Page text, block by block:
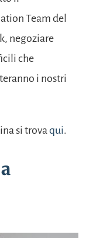
Team del
negoziare
che
i nostri
si trovaqui.